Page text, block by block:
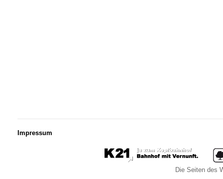
Impressum
Die Seiten des